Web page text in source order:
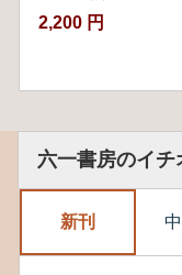
2,200 円
六一書房のイチ
新刊